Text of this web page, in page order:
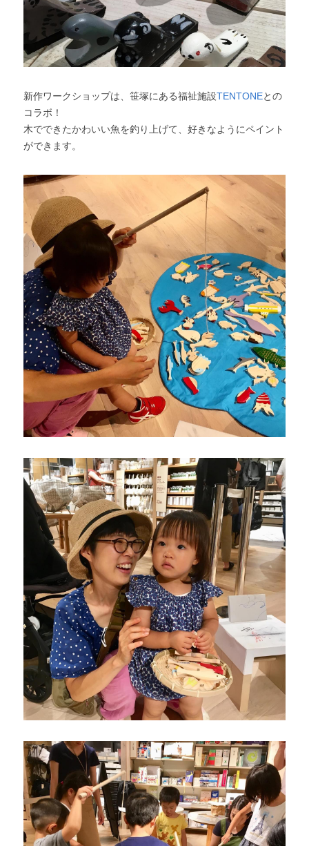
新作ワークショップは、笹塚にある福祉施設TENTONEとの
コラボ！
木でできたかわいい魚を釣り上げて、好きなようにペイント
ができます。